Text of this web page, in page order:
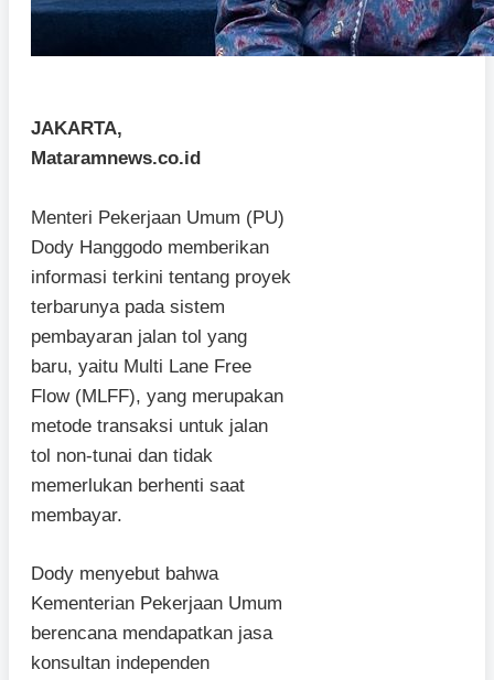
JAKARTA,
Mataramnews.co.id
Menteri Pekerjaan Umum (PU)
Dody Hanggodo memberikan
informasi terkini tentang proyek
terbarunya pada sistem
pembayaran jalan tol yang
baru, yaitu Multi Lane Free
Flow (MLFF), yang merupakan
metode transaksi untuk jalan
tol non-tunai dan tidak
memerlukan berhenti saat
membayar.
Dody menyebut bahwa
Kementerian Pekerjaan Umum
berencana mendapatkan jasa
konsultan independen